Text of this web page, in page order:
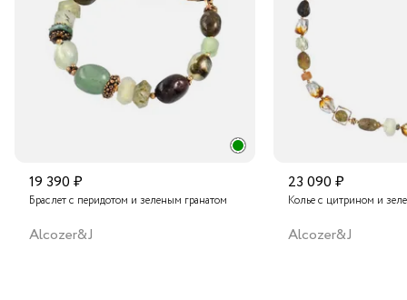
Подробнее о сроках доставки
19 390 ₽
Браслет с перидотом и зеленым гранатом
Alcozer&J
23 090 ₽
Колье с цитрином и
Alcozer&J